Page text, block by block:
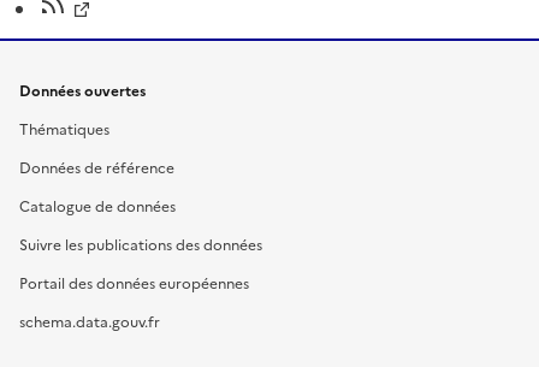
Données ouvertes
Thématiques
Données de référence
Catalogue de données
Suivre les publications des données
Portail des données européennes
schema.data.gouv.fr